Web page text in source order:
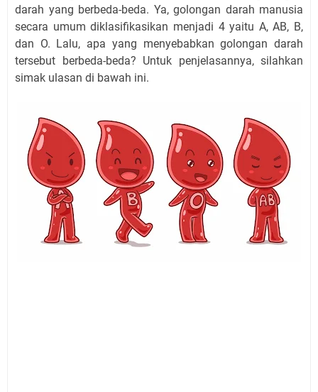
darah yang berbeda-beda. Ya, golongan darah manusia
secara umum diklasifikasikan menjadi 4 yaitu A, AB, B,
dan O. Lalu, apa yang menyebabkan golongan darah
tersebut berbeda-beda? Untuk penjelasannya, silahkan
simak ulasan di bawah ini.